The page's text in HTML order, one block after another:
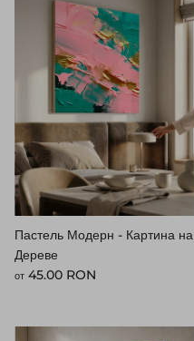
Пастель Модерн - Картина на
Дереве
Стандартная цена
от 45.00 RON